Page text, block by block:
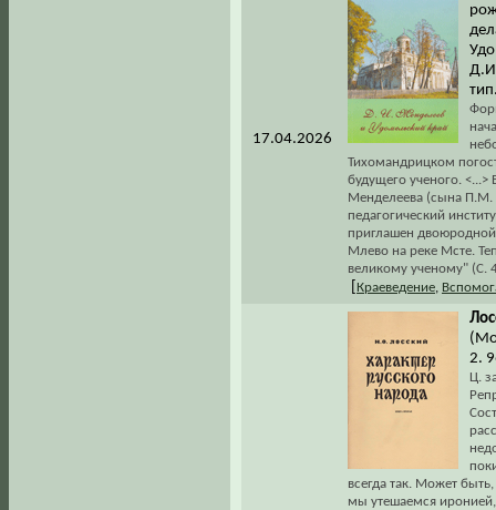
17.04.2026
Тихомандрицком
будущего ученого.
Менделеева (сына П.М.
педагогический
приглашен двоюродной
Млево на реке Мсте.
великому ученому" (С.
Краеведение
2.
Ц.
всегда так. Может
мы утешаемся иронией,